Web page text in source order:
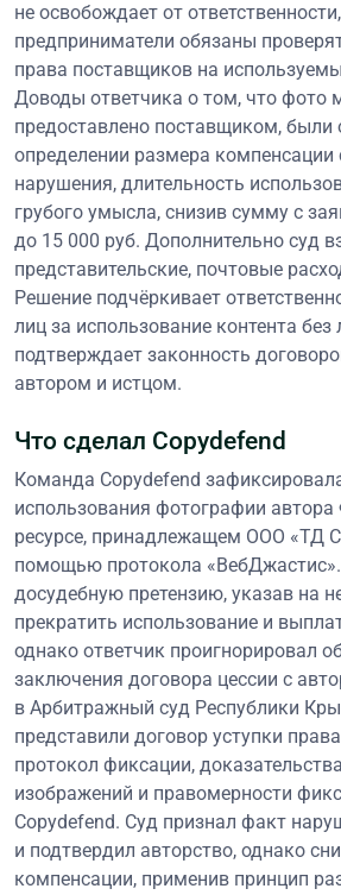
не освобождает от
предприниматели обязаны
права поставщиков на
Доводы ответчика о том, что фото
предоставлено поставщиком, были
определении размера компенсации
нарушения, длительность
грубого умысла, снизив сумму с
до 15 000 руб. Дополнительно суд
представительские, почтовые
Решение подчёркивает
лиц за использование контента без
подтверждает законность
автором и истцом.
Что сделал Copydefend
Команда Copydefend
использования фотографии
ресурсе, принадлежащем ООО «ТД
помощью протокола
досудебную претензию, указав на
прекратить использование и
однако ответчик проигнорировал
заключения договора цессии с
в Арбитражный суд Республики
представили договор уступки
протокол фиксации,
изображений и правомерности
Copydefend. Суд признал факт
и подтвердил авторство, однако
компенсации, применив принцип